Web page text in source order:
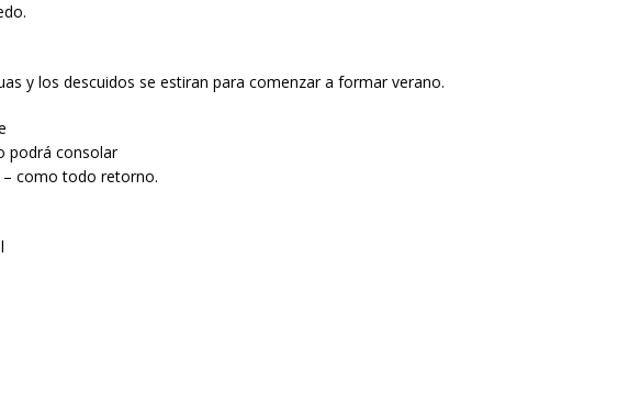
y los descuidos se estiran para comenzar a formar verano.
podrá consolar
como todo retorno.